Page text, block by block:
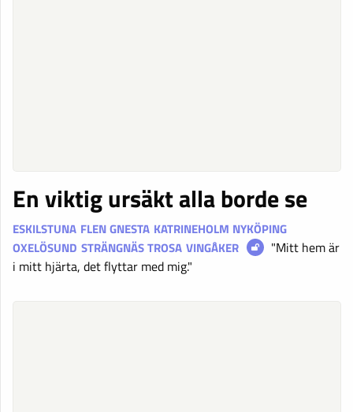
En viktig ursäkt alla borde se
ESKILSTUNA FLENGNESTA KATRINEHOLM NYKÖPING
OXELÖSUND STRÄNGNÄSTROSA VINGÅKER
"Mitt hem är
i mitt hjärta, det flyttar med mig."